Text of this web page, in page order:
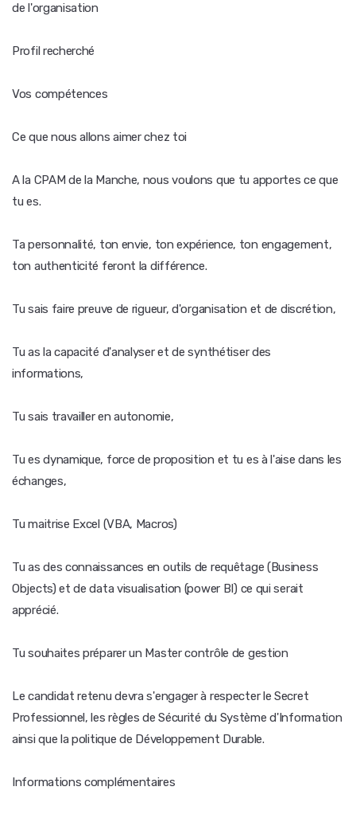
de l'organisation
Profil recherché
Vos compétences
Ce que nous allons aimer chez toi
A la CPAM de la Manche, nous voulons que tu apportes ce que
tu es.
Ta personnalité, ton envie, ton expérience, ton engagement,
ton authenticité feront la différence.
Tu sais faire preuve de rigueur, d'organisation et de discrétion,
Tu as la capacité d'analyser et de synthétiser des
informations,
Tu sais travailler en autonomie,
Tu es dynamique, force de proposition et tu es à l'aise dans les
échanges,
Tu maitrise Excel (VBA, Macros)
Tu as des connaissances en outils de requêtage (Business
Objects) et de data visualisation (power BI) ce qui serait
apprécié.
Tu souhaites préparer un Master contrôle de gestion
Le candidat retenu devra s'engager à respecter le Secret
Professionnel, les règles de Sécurité du Système d'Information
ainsi que la politique de Développement Durable.
Informations complémentaires